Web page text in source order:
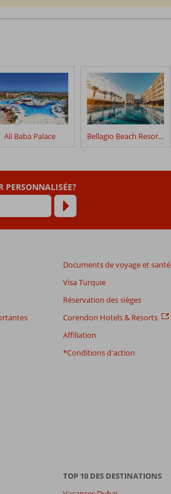
Ali Baba Palace Bellagio Beach Resort & Spa
PERSONNALISÉE?
Documents de voyage et santé
Visa Turquie
Réservation des sièges
Corendon Hotels & Resorts
Affiliation
*Conditions d'action
TOP 10 DES DESTINATIONS